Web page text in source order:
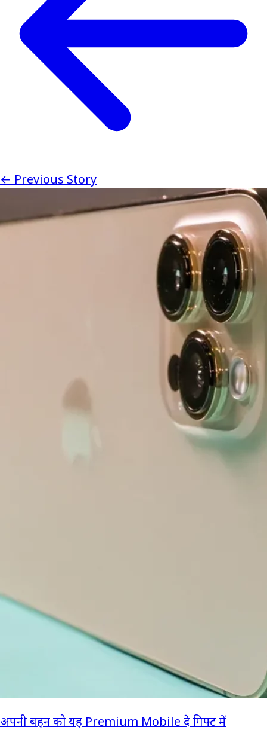
← Previous Story
अपनी बहन को यह Premium Mobile दे गिफ्ट में